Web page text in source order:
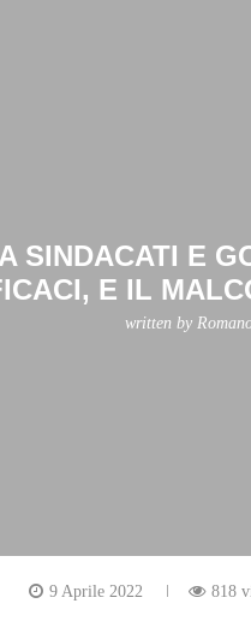
SINDACATI E
E IL
written by
9 Aprile 2022 818